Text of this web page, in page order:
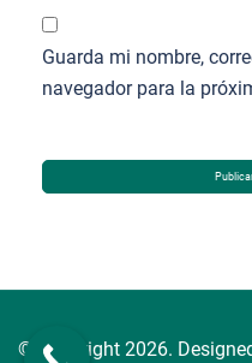
Guarda mi nombre,
navegador para la
© Copyright 2026.